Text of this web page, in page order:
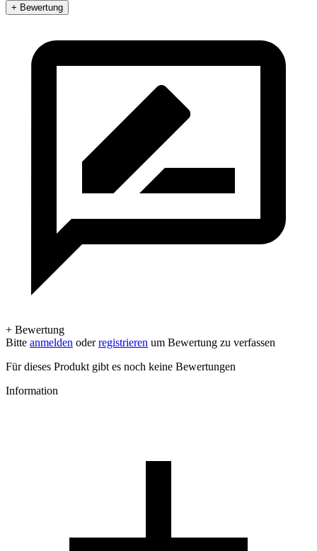
+ Bewertung
+ Bewertung
Bitte anmelden oderregistrieren um Bewertung zu verfassen
Für dieses Produkt gibt es noch keine Bewertungen
Information